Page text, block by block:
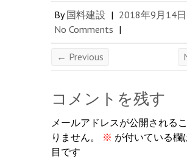
By国料建設 | 2018年9月14日
No Comments |
← Previous
コメントを残す
メールアドレスが公開される
りません。
※ が付いている欄
目です